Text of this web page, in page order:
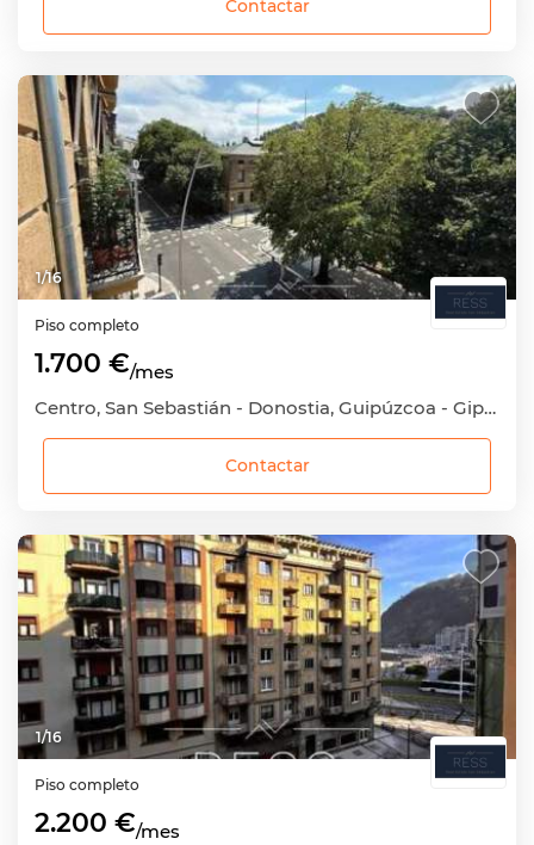
Contactar
1/16
Piso completo
1.700 €/mes
Centro, San Sebastián - Donostia, Guipúzcoa - Gipuzkoa
Contactar
1/16
Piso completo
2.200 €/mes